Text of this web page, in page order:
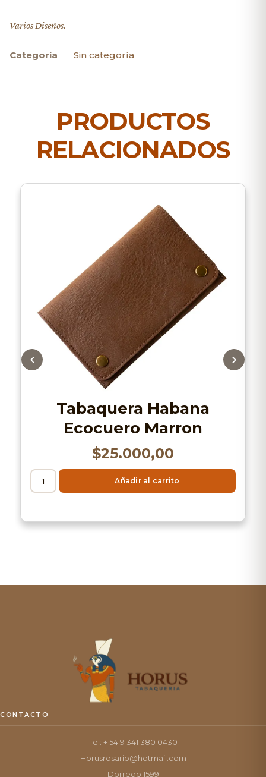
Varios Diseños.
Categoría Sin categoría
PRODUCTOS
RELACIONADOS
Tabaquera Habana
Ecocuero Marron
$25.000,00
Añadir al carrito
CONTACTO
Tel: + 54 9 341 380 0430
Horusrosario@hotmail.com
Dorrego 1599